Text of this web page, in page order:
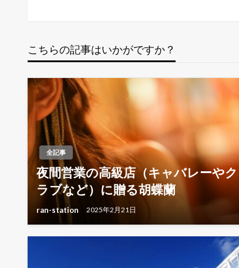
ナ
ビ
ゲ
ー
シ
ョ
こちらの記事はいかがですか？
全記事
夜間営業の高級店（キャバレーやク
ラブなど）に贈る胡蝶蘭
ran-station 2025年2月21日